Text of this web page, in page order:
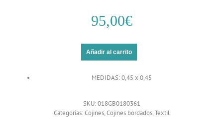
95,00€
Añadir al carrito
MEDIDAS: 0,45 x 0,45
SKU:018GB0180361
Categorías:Cojines,Cojines bordados,Textil